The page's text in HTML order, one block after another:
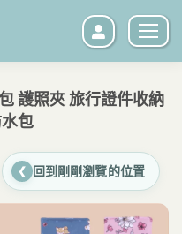
護照夾 旅行證件收納
包
❮ 回到剛剛瀏覽的位置